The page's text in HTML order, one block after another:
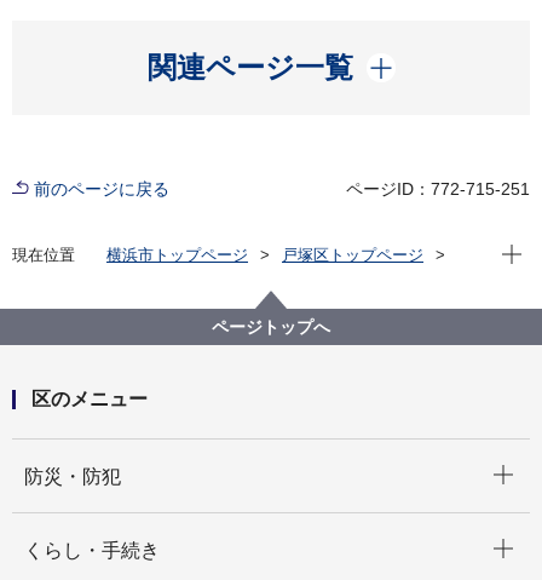
関連ページ一覧
開く
前のページに戻る ページID：772-715-251
現在位置 横浜市トップページ
戸塚区トップページ
とつかフォトコレクション
現在
ページトップへ
区のメニュー
防災・防犯
くらし・手続き